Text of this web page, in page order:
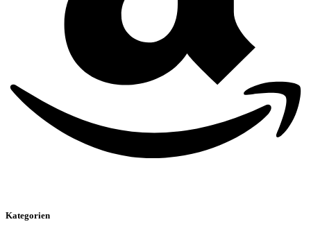
Kategorien